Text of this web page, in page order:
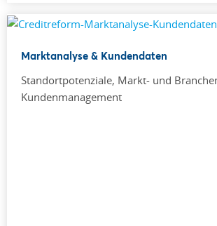
Marktanalyse & Kundendaten
Standortpotenziale, Markt- und
Kundenmanagement